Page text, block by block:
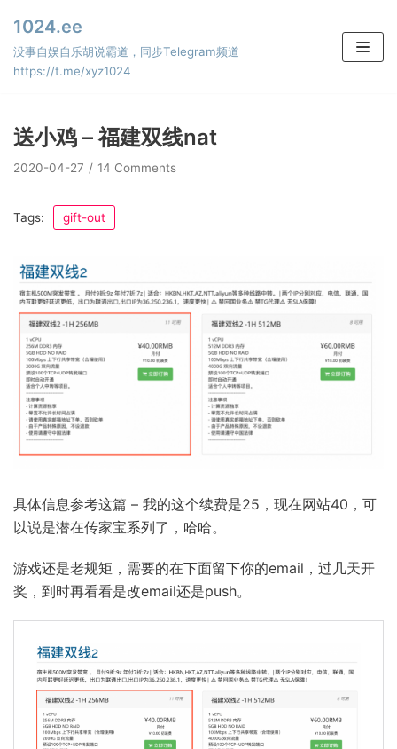
Skip
to
content
1024.ee
没事自娱自乐胡说霸道，同步Telegram频道
https://t.me/xyz1024
送小鸡 – 福建双线nat
2020-04-27 14 Comments
Tags: gift-out
具体信息参考这篇 – 我的这个续费是25，现在网站40，可
以说是潜在传家宝系列了，哈哈。
游戏还是老规矩，需要的在下面留下你的email，过几天开
奖，到时再看看是改email还是push。